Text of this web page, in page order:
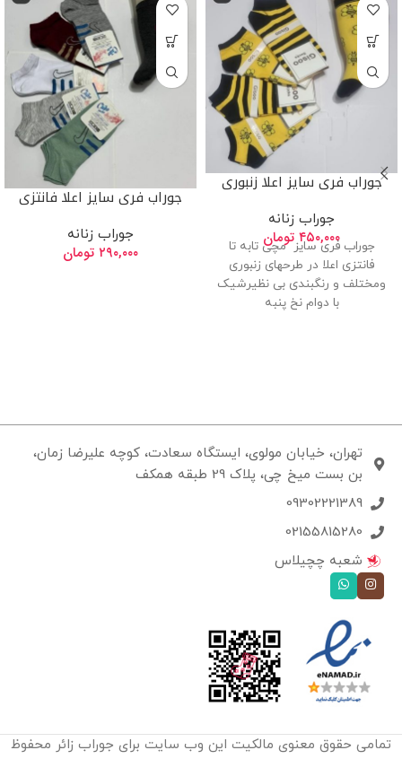
جوراب فری سایز اعلا زنبوری
جوراب زنانه
۴۵۰,۰۰۰ تومان
جوراب فری سایز مچی تابه تا
فانتزی اعلا در طرحهای زنبوری
ومختلف و رنگبندی بی نظیرشیک
با دوام نخ پنبه
جوراب فری سایز اعلا فانتزی
جوراب زنانه
۲۹۰,۰۰۰ تومان
تهران، خیابان مولوی، ایستگاه سعادت، کوچه علیرضا زمان،
بن بست میخ چی، پلاک 29 طبقه همکف
09302221389
02155815280
شعبه چچیلاس
تمامی حقوق معنوی مالکیت این وب‌ سایت برای جوراب زائر محفوظ